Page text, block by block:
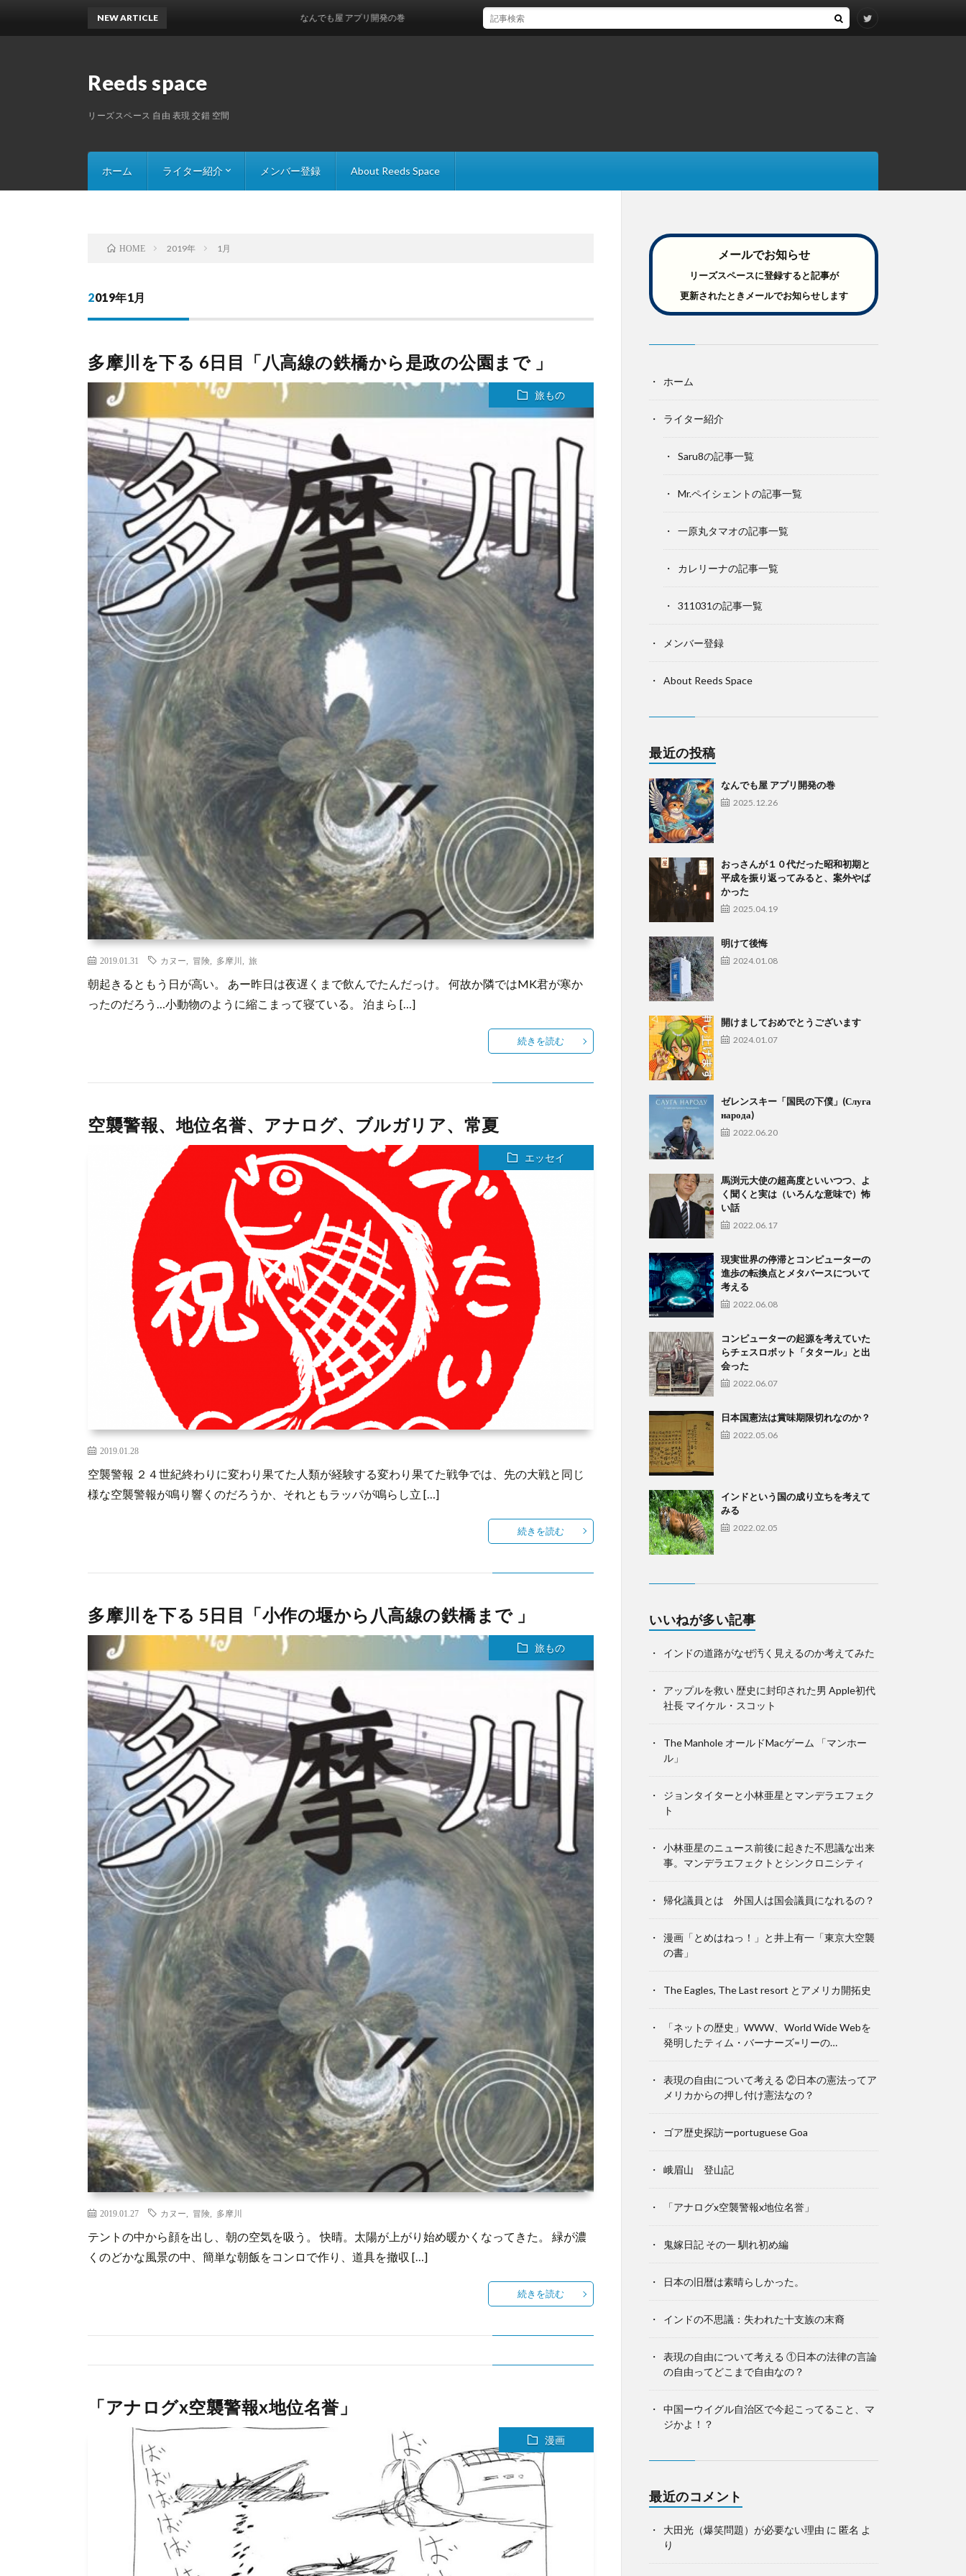
Reeds space
リーズスペース 自由 表現 交錯 空間
ホーム ライター紹介 メンバー登録 About Reeds Space
NEW ARTICLE なんでも屋 アプリ開発の巻
HOME 2019年 1月
2019年1月
多摩川を下る 6日目「八高線の鉄橋から是政の公園まで 」
旅もの
2019.01.31 カヌー 冒険 多摩川 旅
朝起きるともう日が高い。 あー昨日は夜遅くまで飲んでたんだっけ。 何故か隣ではMK君が寒か
ったのだろう…小動物のように縮こまって寝ている。 泊まら […]
続きを読む
空襲警報、地位名誉、アナログ、ブルガリア、常夏
エッセイ
2019.01.28
空襲警報 ２４世紀終わりに変わり果てた人類が経験する変わり果てた戦争では、先の大戦と同じ
様な空襲警報が鳴り響くのだろうか、それともラッパが鳴らし立 […]
続きを読む
多摩川を下る 5日目「小作の堰から八高線の鉄橋まで 」
旅もの
2019.01.27 カヌー 冒険 多摩川
テントの中から顔を出し、朝の空気を吸う。 快晴。太陽が上がり始め暖かくなってきた。 緑が濃
くのどかな風景の中、簡単な朝飯をコンロで作り、道具を撤収 […]
続きを読む
「アナログx空襲警報x地位名誉」
漫画
メールでお知らせ
リーズスペースに登録すると記事が
更新されたときメールでお知らせします
ホーム
ライター紹介
Saru8の記事一覧
Mr.ペイシェントの記事一覧
一原丸タマオの記事一覧
カレリーナの記事一覧
311031の記事一覧
メンバー登録
About Reeds Space
最近の投稿
なんでも屋 アプリ開発の巻
2025.12.26
おっさんが１０代だった昭和初期と
平成を振り返ってみると、案外やば
かった
2025.04.19
明けて後悔
2024.01.08
開けましておめでとうございます
2024.01.07
ゼレンスキー「国民の下僕」(Слуга
народа)
2022.06.20
馬渕元大使の超高度といいつつ、よ
く聞くと実は（いろんな意味で）怖
い話
2022.06.17
現実世界の停滞とコンピューターの
進歩の転換点とメタバースについて
考える
2022.06.08
コンピューターの起源を考えていた
らチェスロボット「タタール」と出
会った
2022.06.07
日本国憲法は賞味期限切れなのか？
2022.05.06
インドという国の成り立ちを考えて
みる
2022.02.05
いいねが多い記事
インドの道路がなぜ汚く見えるのか考えてみた
アップルを救い 歴史に封印された男 Apple初代
社長 マイケル・スコット
The Manhole オールドMacゲーム 「マンホー
ル」
ジョンタイターと小林亜星とマンデラエフェク
ト
小林亜星のニュース前後に起きた不思議な出来
事。マンデラエフェクトとシンクロニシティ
帰化議員とは 外国人は国会議員になれるの？
漫画「とめはねっ！」と井上有一「東京大空襲
の書」
The Eagles, The Last resort とアメリカ開拓史
「ネットの歴史」WWW、World Wide Webを
発明したティム・バーナーズ=リーの…
表現の自由について考える ②日本の憲法ってア
メリカからの押し付け憲法なの？
ゴア歴史探訪ーportuguese Goa
峨眉山 登山記
「アナログx空襲警報x地位名誉」
鬼嫁日記 その一 馴れ初め編
日本の旧暦は素晴らしかった。
インドの不思議：失われた十支族の末裔
表現の自由について考える ①日本の法律の言論
の自由ってどこまで自由なの？
中国ーウイグル自治区で今起こってること、マ
ジかよ！？
最近のコメント
大田光（爆笑問題）が必要ない理由 に 匿名 よ
り